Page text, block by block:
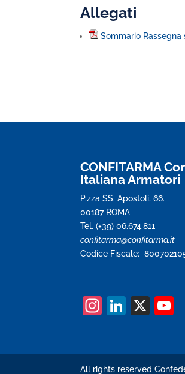
Allegati
Sommario
CONFITARMA
Italiana Armatori
P.zza SS. Apostoli, 66.
00187 ROMA
Tel. (+39) 06.674.811
confitarma@confitarma.it
Codice Fiscale:
In
gr
Li
e
X
All rights reserved